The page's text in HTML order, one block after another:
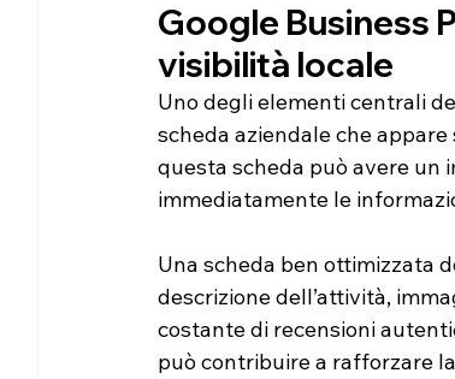
Google Business
visibilità locale
Uno degli elementi centrali
scheda aziendale che
questa scheda può avere un
immediatamente le
Una scheda ben ottimizzata
descrizione dell’attività,
costante di recensioni
può contribuire a rafforzare